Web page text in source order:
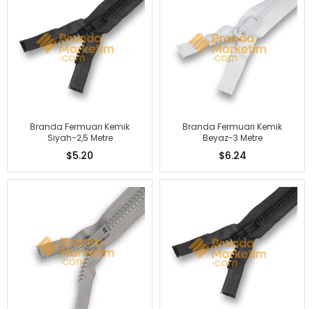
Branda Fermuarı Kemik
Siyah-2,5 Metre
$5.20
Branda Fermuarı Kemik
Beyaz-3 Metre
$6.24